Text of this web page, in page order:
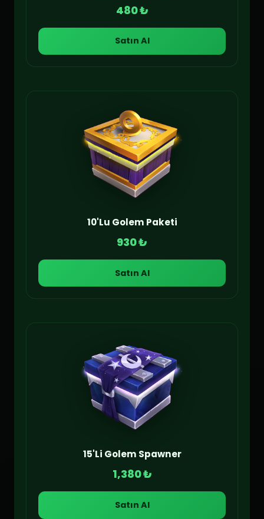
480 ₺
Satın Al
10'Lu Golem Paketi
930 ₺
Satın Al
15'Li Golem Spawner
1,380 ₺
Satın Al